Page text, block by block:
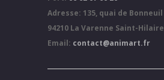
Adresse: 135, quai de Bonneuil
94210 La Varenne Saint-Hilaire
Email: contact@animart.fr